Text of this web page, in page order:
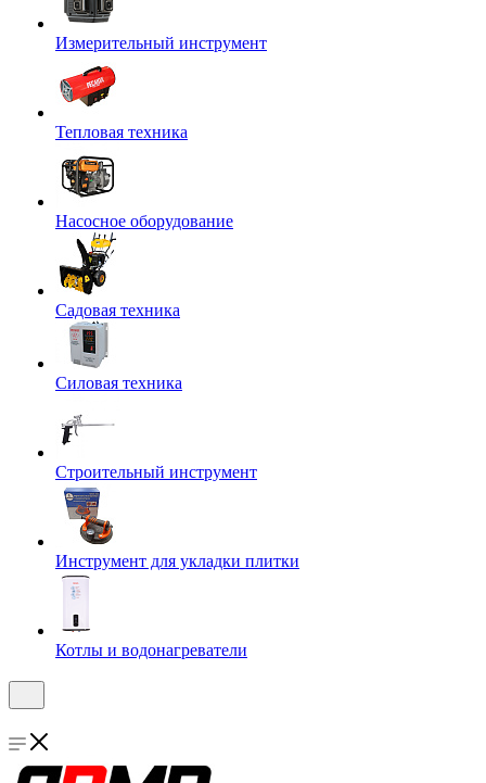
Измерительный инструмент
Тепловая техника
Насосное оборудование
Садовая техника
Силовая техника
Строительный инструмент
Инструмент для укладки плитки
Котлы и водонагреватели